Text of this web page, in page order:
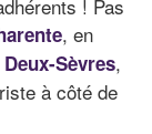
! Pas
, en
Deux-Sèvres,
à côté de